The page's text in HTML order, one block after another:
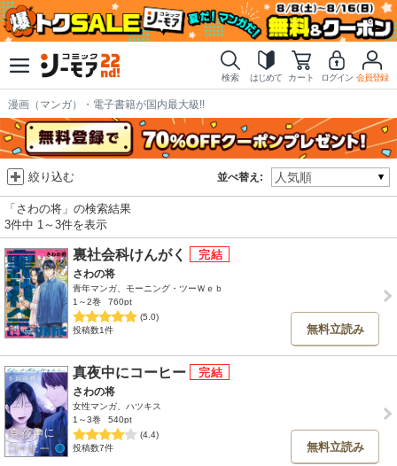
検索 はじめて カート ログイン 会員登録
漫画（マンガ）・電子書籍が国内最大級!!
並べ替え:
絞り込む
「さわの将」の検索結果
3件中 1～3件を表示
裏社会科けんがく
さわの将
青年マンガ、モーニング・ツーＷｅｂ
1～2巻
760pt
(5.0)
投稿数1件
無料立読み
真夜中にコーヒー
さわの将
女性マンガ、ハツキス
1～3巻
540pt
(4.4)
投稿数7件
無料立読み